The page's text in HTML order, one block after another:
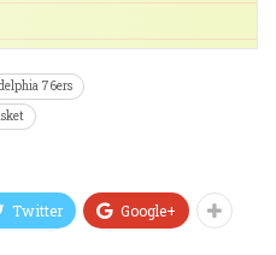
76ers
Twitter Google+